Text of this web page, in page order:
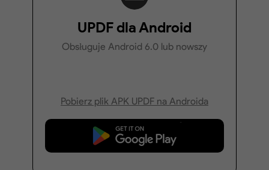
UPDF dla Android
Obsługuje Android 6.0 lub nowszy
Pobierz plik APK UPDF na Androida
Pobierz za darmo